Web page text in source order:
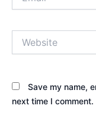
Save my name,
next time I comment.